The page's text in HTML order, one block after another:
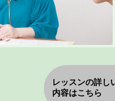
レッスンの詳し
内容はこちら